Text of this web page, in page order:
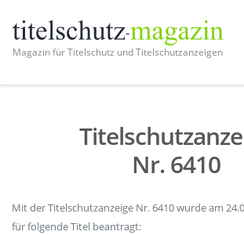
Magazin für Titelschutz und Titelschutzanzeigen
Nr. 6410
Mit der Titelschutzanzeige Nr. 6410 wurde am
für folgende Titel beantragt: